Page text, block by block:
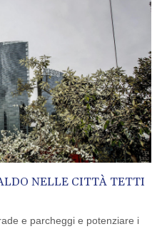
sarà libero, Ue al suo fianco'
NELLE CITTÀ TETTI
e parcheggi e potenziare i